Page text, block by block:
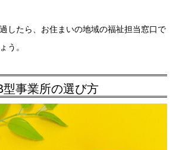
したら、お住まいの地域の福祉担当窓口で
う。
型事業所の選び方